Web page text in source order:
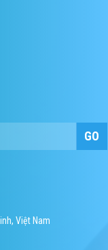
GO
Việt Nam